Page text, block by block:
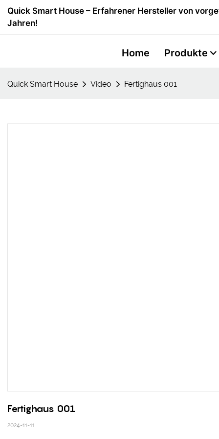
Quick Smart House – Erfahrener Hersteller von
Jahren!
Home Produkte
Quick Smart House Video Fertighaus 001
Fertighaus 001
2024-11-11